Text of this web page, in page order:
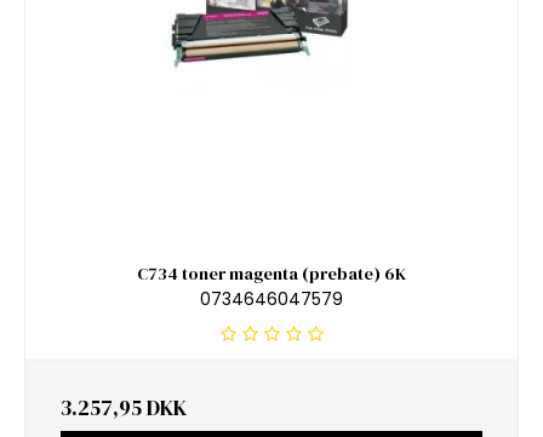
C734 toner magenta (prebate) 6K
0734646047579
3.257,95 DKK